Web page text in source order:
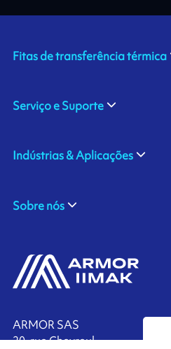
ARMOR SAS
20, rue Chevreul
Fitas de transferência térmica
Serviço e Suporte
Indústrias & Aplicações
Sobre nós